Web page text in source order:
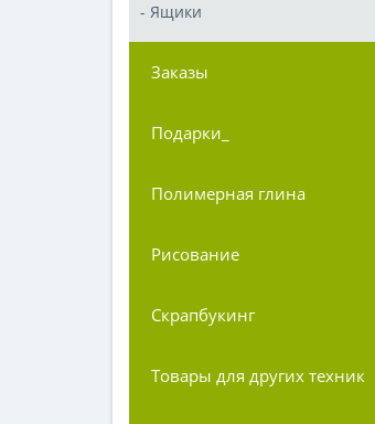
- Ящики
Заказы
Подарки_
Полимерная глина
Рисование
Скрапбукинг
Товары для других техник